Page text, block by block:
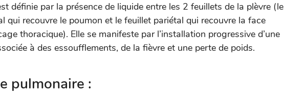
définie par la présence de liquide entre les 2 feuillets de la plèvre (le
qui recouvre le poumon et le feuillet pariétal qui recouvre la face
thoracique). Elle se manifeste par l’installation progressive d’une
à des essoufflements, de la fièvre et une perte de poids.
pulmonaire :